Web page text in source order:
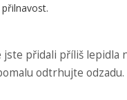
přidali příliš lepidla
odtrhujte